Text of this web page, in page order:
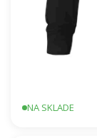
NA SKLADE